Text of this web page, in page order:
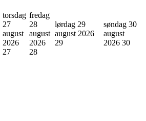
torsdag
27
august
2026
27
fredag
28
august
2026
28
lørdag 29
august 2026
29
søndag 30
august
2026 30